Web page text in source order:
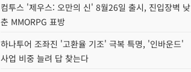
컴투스 '제우스: 오만의 신' 8월26일 출시, 진입장벽 낮
춘 MMORPG 표방
하나투어 조좌진 '고환율 기조' 극복 특명, '인바운드'
사업 비중 늘려 답 찾는다